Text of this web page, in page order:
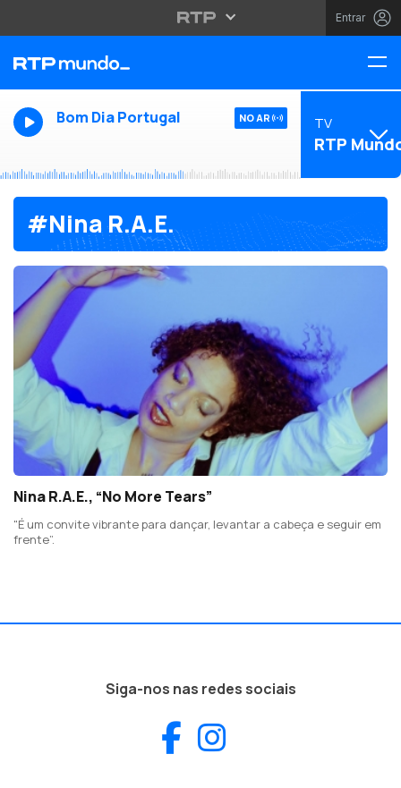
Entrar
Bom Dia Portugal NO AR TV
RTP
#Nina R.A.E.
Nina R.A.E., “No More Tears”
"É um convite vibrante para dançar, levantar a cabeça e seguir em
frente”.
Siga-nos nas redes sociais
Facebook